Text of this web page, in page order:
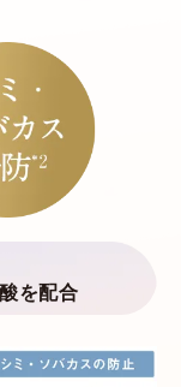
を配合